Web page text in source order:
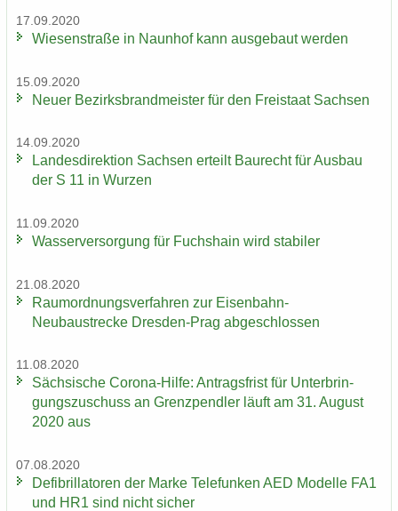
17.09.2020
Wie­sen­stra­ße in Naun­hof kann aus­ge­baut wer­den
15.09.2020
Neuer Be­zirks­brand­meis­ter für den Frei­staat Sach­sen
14.09.2020
Lan­des­di­rek­ti­on Sach­sen er­teilt Bau­recht für Aus­bau
der S 11 in Wur­zen
11.09.2020
Was­ser­ver­sor­gung für Fuchs­hain wird sta­bi­ler
21.08.2020
Raum­ord­nungs­ver­fah­ren zur Eisenbahn-​
Neubaustrecke Dresden-​Prag ab­ge­schlos­sen
11.08.2020
Säch­si­sche Corona-​Hilfe: An­trags­frist für Un­ter­brin­
gungs­zu­schuss an Grenz­pend­ler läuft am 31. Au­gust
2020 aus
07.08.2020
De­fi­bril­la­to­ren der Marke Te­le­fun­ken AED Mo­del­le FA1
und HR1 sind nicht si­cher